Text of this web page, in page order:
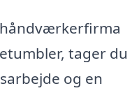
tager du
og en